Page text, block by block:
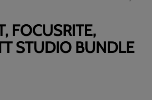
FOCUSRITE,
STUDIO BUNDLE